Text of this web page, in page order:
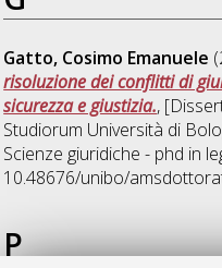
Gatto, Cosimo Emanuele
risoluzione dei conflitti di
sicurezza e giustizia.,
Studiorum Università di
Scienze giuridiche - phd in
10.48676/unibo/
P